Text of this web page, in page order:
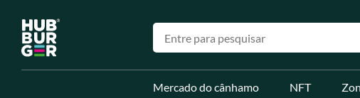
Mercado do cânhamo NFT